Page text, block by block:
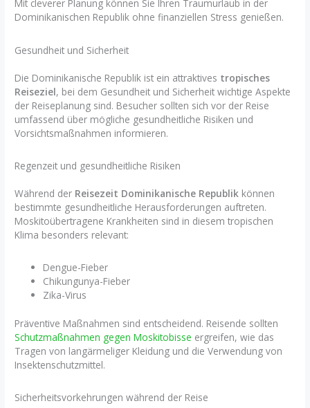
Mit cleverer Planung können Sie Ihren Traumurlaub in der
Dominikanischen Republik ohne finanziellen Stress genießen.
Gesundheit und Sicherheit
Die Dominikanische Republik ist ein attraktives tropisches
Reiseziel, bei dem Gesundheit und Sicherheit wichtige Aspekte
der Reiseplanung sind. Besucher sollten sich vor der Reise
umfassend über mögliche gesundheitliche Risiken und
Vorsichtsmaßnahmen informieren.
Regenzeit und gesundheitliche Risiken
Während der Reisezeit Dominikanische Republik können
bestimmte gesundheitliche Herausforderungen auftreten.
Moskitoübertragene Krankheiten sind in diesem tropischen
Klima besonders relevant:
Dengue-Fieber
Chikungunya-Fieber
Zika-Virus
Präventive Maßnahmen sind entscheidend. Reisende sollten
Schutzmaßnahmen gegen Moskitobisse ergreifen, wie das
Tragen von langärmeliger Kleidung und die Verwendung von
Insektenschutzmittel.
Sicherheitsvorkehrungen während der Reise